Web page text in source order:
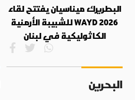
البطريرك ميناسيان يفتتح لقاء
WAYD 2026 للشبيبة الأرمنية
الكاثوليكية في لبنان
البحرين